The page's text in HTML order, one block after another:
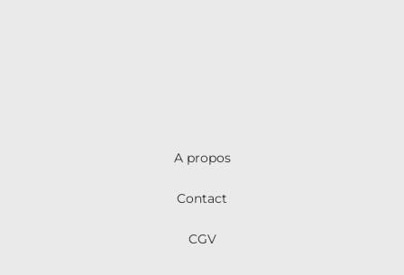
A propos
Contact
CGV